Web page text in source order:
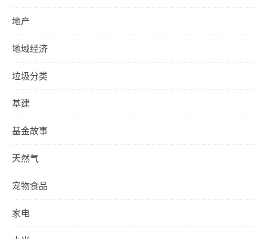
地产
地域经济
垃圾分类
基建
基金故事
天然气
宠物食品
家电